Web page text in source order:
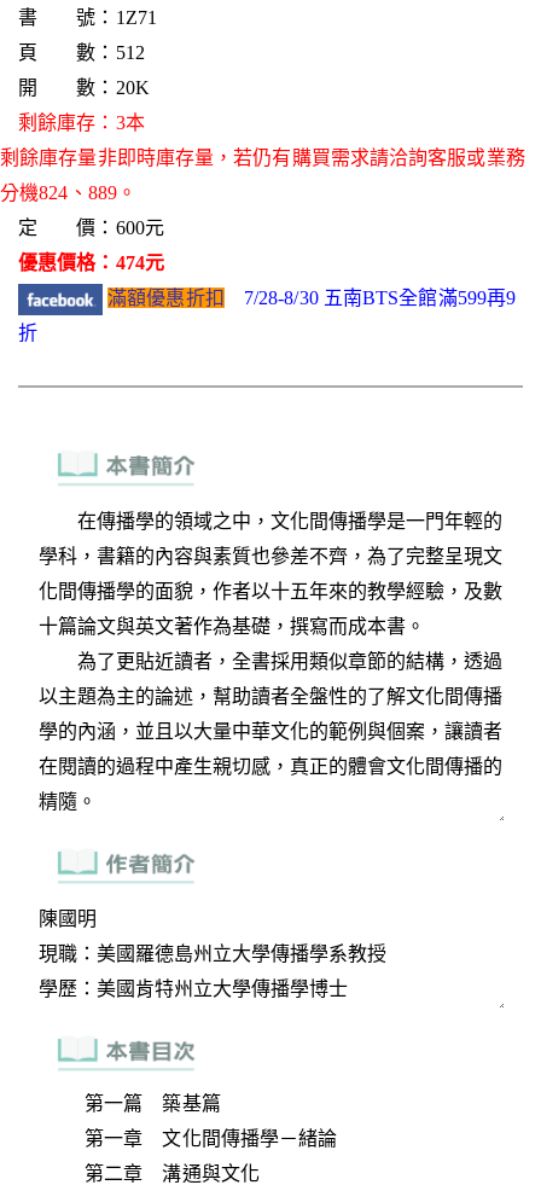
書 號：1Z71
頁 數：512
開 數：20K
剩餘庫存：3本
剩餘庫存量非即時庫存量，若仍有購買需求請洽詢客服或業務
分機824、889。
定 價：600元
優惠價格：474元
滿額優惠折扣
7/28-8/30 五南BTS全館滿599再9
折
第一篇 築基篇
第一章 文化間傳播學－緒論
第二章 溝通與文化